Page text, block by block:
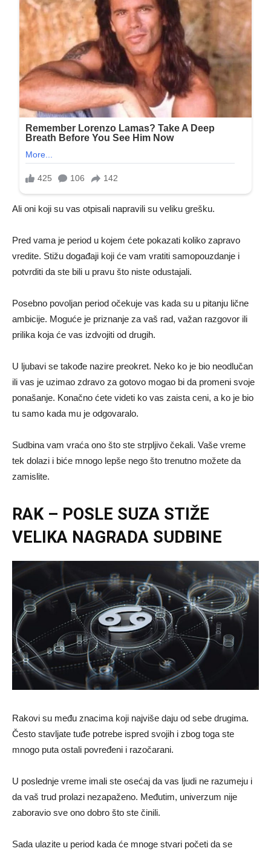
Ali oni koji su vas otpisali napravili su veliku grešku.
Pred vama je period u kojem ćete pokazati koliko zapravo
vredite. Stižu događaji koji će vam vratiti samopouzdanje i
potvrditi da ste bili u pravu što niste odustajali.
Posebno povoljan period očekuje vas kada su u pitanju lične
ambicije. Moguće je priznanje za vaš rad, važan razgovor ili
prilika koja će vas izdvojiti od drugih.
U ljubavi se takođe nazire preokret. Neko ko je bio neodlučan
ili vas je uzimao zdravo za gotovo mogao bi da promeni svoje
ponašanje. Konačno ćete videti ko vas zaista ceni, a ko je bio
tu samo kada mu je odgovaralo.
Sudbina vam vraća ono što ste strpljivo čekali. Vaše vreme
tek dolazi i biće mnogo lepše nego što trenutno možete da
zamislite.
RAK – POSLE SUZA STIŽE
VELIKA NAGRADA SUDBINE
Rakovi su među znacima koji najviše daju od sebe drugima.
Često stavljate tuđe potrebe ispred svojih i zbog toga ste
mnogo puta ostali povređeni i razočarani.
U poslednje vreme imali ste osećaj da vas ljudi ne razumeju i
da vaš trud prolazi nezapaženo. Međutim, univerzum nije
zaboravio sve ono dobro što ste činili.
Sada ulazite u period kada će mnoge stvari početi da se